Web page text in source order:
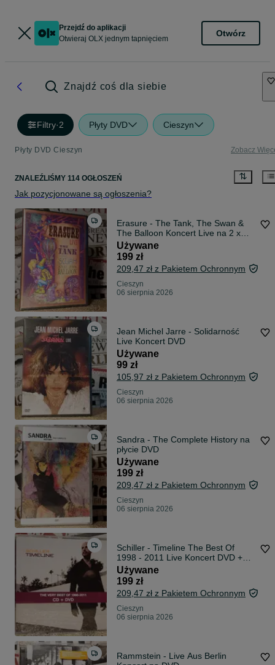
Przejdź do aplikacji
Otwieraj OLX jednym tapnięciem
Otwórz
Znajdź coś dla siebie
Filtry·2 Płyty DVD Cieszyn
Płyty DVD Cieszyn Zobacz
ZNALEŹLIŚMY 114 OGŁOSZEŃ
Jak pozycjonowane są ogłoszenia?
Erasure - The Tank, The Swan &
The Balloon Koncert Live na 2 x
DVD
Używane
199 zł
209,47 zł z Pakietem Ochronnym
Cieszyn
06 sierpnia 2026
Jean Michel Jarre - Solidarność
Live Koncert DVD
Używane
99 zł
105,97 zł z Pakietem Ochronnym
Cieszyn
06 sierpnia 2026
Sandra - The Complete History na
płycie DVD
Używane
199 zł
209,47 zł z Pakietem Ochronnym
Cieszyn
06 sierpnia 2026
Schiller - Timeline The Best Of
1998 - 2011 Live Koncert DVD +
CD
Używane
199 zł
209,47 zł z Pakietem Ochronnym
Cieszyn
06 sierpnia 2026
Rammstein - Live Aus Berlin